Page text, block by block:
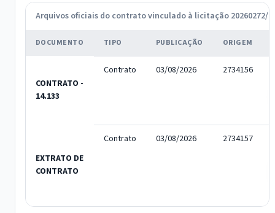
Arquivos oficiais do contrato vinculado à licitação 20260272/
DOCUMENTO TIPO PUBLICAÇÃO ORIGEM
CONTRATO -
14.133
Contrato 03/08/2026 2734156
EXTRATO DE
CONTRATO
Contrato 03/08/2026 2734157